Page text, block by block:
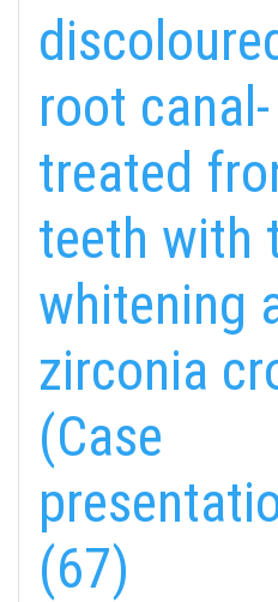
root canal-
treated
teeth with
whitening
zirconia
(Case
(67)